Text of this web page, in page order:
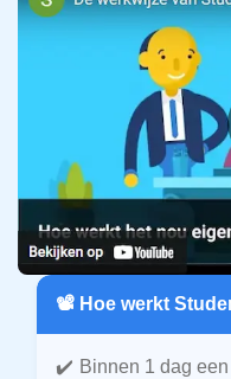
📽️ Hoe werkt
Binnen 1 dag